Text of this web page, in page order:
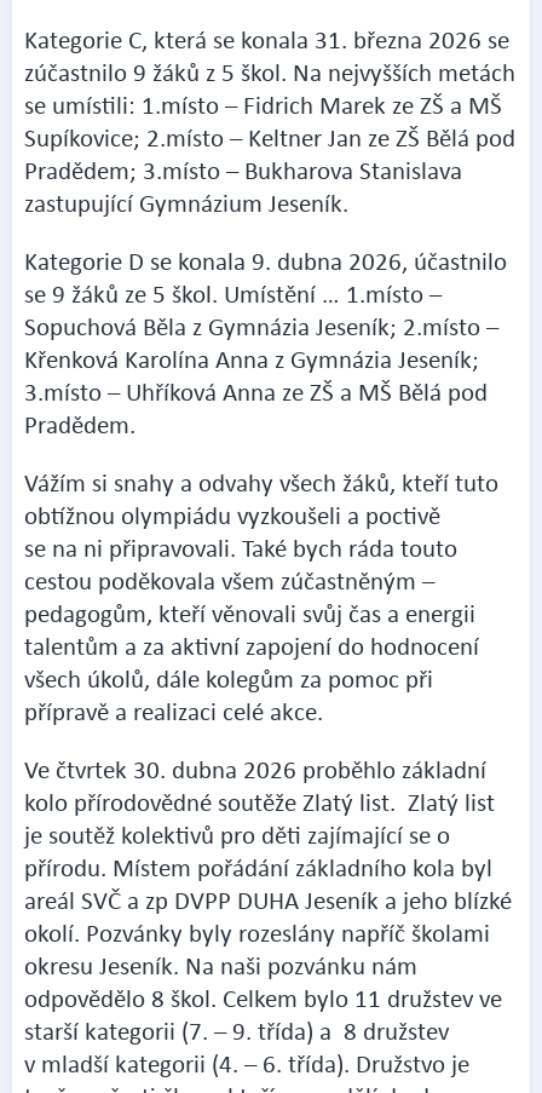
Kategorie C, která se konala 31. března 2026 se
zúčastnilo 9 žáků z 5 škol. Na nejvyšších metách
se umístili: 1.místo – Fidrich Marek ze ZŠ a MŠ
Supíkovice; 2.místo – Keltner Jan ze ZŠ Bělá pod
Pradědem; 3.místo – Bukharova Stanislava
zastupující Gymnázium Jeseník.
Kategorie D se konala 9. dubna 2026, účastnilo
se 9 žáků ze 5 škol. Umístění … 1.místo –
Sopuchová Běla z Gymnázia Jeseník; 2.místo –
Křenková Karolína Anna z Gymnázia Jeseník;
3.místo – Uhříková Anna ze ZŠ a MŠ Bělá pod
Pradědem.
Vážím si snahy a odvahy všech žáků, kteří tuto
obtížnou olympiádu vyzkoušeli a poctivě
se na ni připravovali. Také bych ráda touto
cestou poděkovala všem zúčastněným –
pedagogům, kteří věnovali svůj čas a energii
talentům a za aktivní zapojení do hodnocení
všech úkolů, dále kolegům za pomoc při
přípravě a realizaci celé akce.
Ve čtvrtek 30. dubna 2026 proběhlo základní
kolo přírodovědné soutěže Zlatý list. Zlatý list
je soutěž kolektivů pro děti zajímající se o
přírodu. Místem pořádání základního kola byl
areál SVČ a zp DVPP DUHA Jeseník a jeho blízké
okolí. Pozvánky byly rozeslány napříč školami
okresu Jeseník. Na naši pozvánku nám
odpovědělo 8 škol. Celkem bylo 11 družstev ve
starší kategorii (7. – 9. třída) a 8 družstev
v mladší kategorii (4. – 6. třída). Družstvo je